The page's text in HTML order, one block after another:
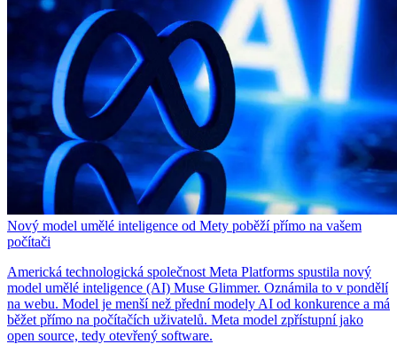
Nový model umělé inteligence od Mety poběží přímo na vašem
počítači
Americká technologická společnost Meta Platforms spustila nový
model umělé inteligence (AI) Muse Glimmer. Oznámila to v pondělí
na webu. Model je menší než přední modely AI od konkurence a má
běžet přímo na počítačích uživatelů. Meta model zpřístupní jako
open source, tedy otevřený software.